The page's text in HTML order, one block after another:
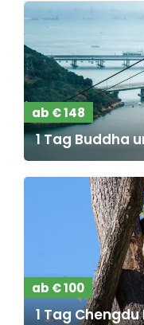
ab € 148
1 Tag Buddha
ab € 100
1 Tag